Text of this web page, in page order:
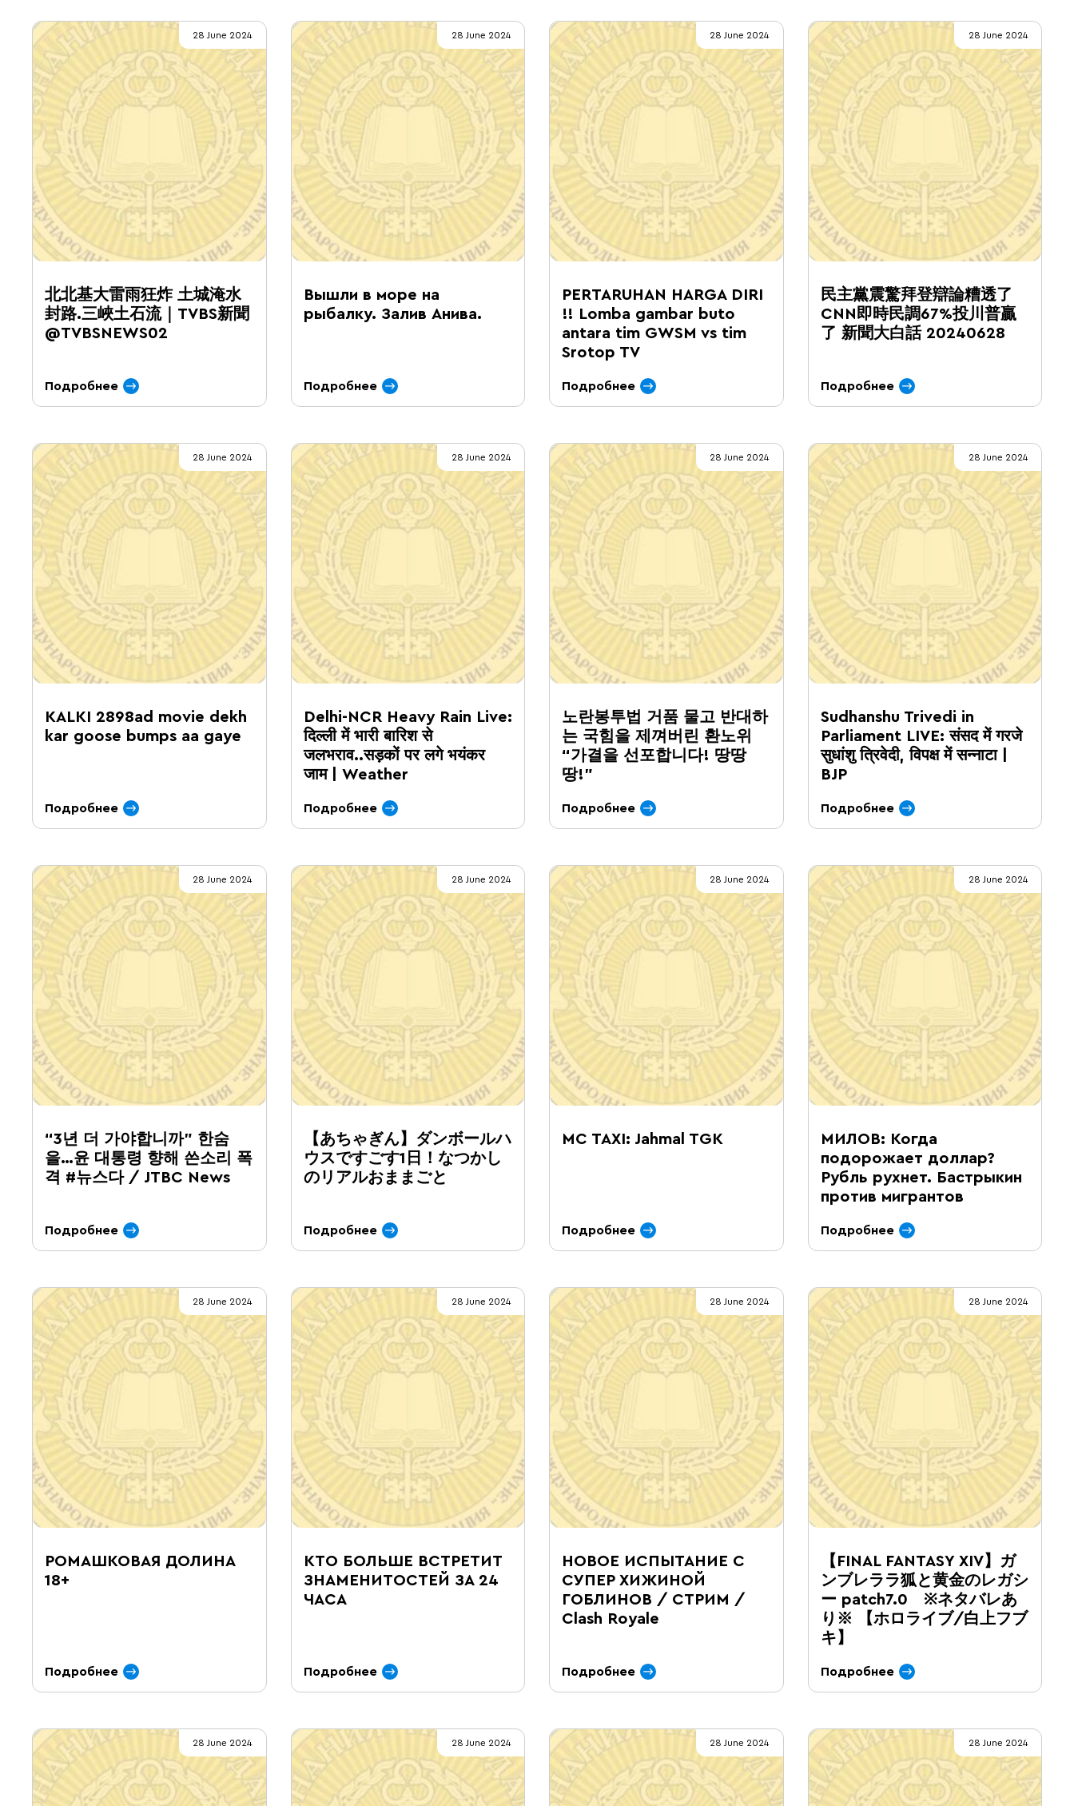
28 June 2024
北北基大雷雨狂炸 土城淹水
封路.三峽土石流｜TVBS新聞
@TVBSNEWS02
Подробнее
28 June 2024
Вышли в море на
рыбалку. Залив Анива.
Подробнее
28 June 2024
PERTARUHAN HARGA DIRI
!! Lomba gambar buto
antara tim GWSM vs tim
Srotop TV
Подробнее
28 June 2024
民主黨震驚拜登辯論糟透了
CNN即時民調67%投川普贏
了 新聞大白話 20240628
Подробнее
28 June 2024
KALKI 2898ad movie dekh
kar goose bumps aa gaye
Подробнее
28 June 2024
Delhi-NCR Heavy Rain Live:
दिल्ली में भारी बारिश से
जलभराव..सड़कों पर लगे भयंकर
जाम | Weather
Подробнее
28 June 2024
노란봉투법 거품 물고 반대하
는 국힘을 제껴버린 환노위
“가결을 선포합니다! 땅땅
땅!”
Подробнее
28 June 2024
Sudhanshu Trivedi in
Parliament LIVE: संसद में गरजे
सुधांशु त्रिवेदी, विपक्ष में सन्नाटा |
BJP
Подробнее
28 June 2024
“3년 더 가야합니까” 한숨
을…윤 대통령 향해 쓴소리 폭
격 #뉴스다 / JTBC News
Подробнее
28 June 2024
【あちゃぎん】ダンボールハ
ウスですごす1日！なつかし
のリアルおままごと
Подробнее
28 June 2024
MC TAXI: Jahmal TGK
Подробнее
28 June 2024
МИЛОВ: Когда
подорожает доллар?
Рубль рухнет. Бастрыкин
против мигрантов
Подробнее
28 June 2024
РОМАШКОВАЯ ДОЛИНА
18+
Подробнее
28 June 2024
КТО БОЛЬШЕ ВСТРЕТИТ
ЗНАМЕНИТОСТЕЙ ЗА 24
ЧАСА
Подробнее
28 June 2024
НОВОЕ ИСПЫТАНИЕ С
СУПЕР ХИЖИНОЙ
ГОБЛИНОВ / СТРИМ /
Clash Royale
Подробнее
28 June 2024
【FINAL FANTASY XIV】ガ
ンブレララ狐と黄金のレガシ
ー patch7.0 ※ネタバレあ
り※ 【ホロライブ/白上フブ
キ】
Подробнее
28 June 2024 28 June 2024 28 June 2024 28 June 2024